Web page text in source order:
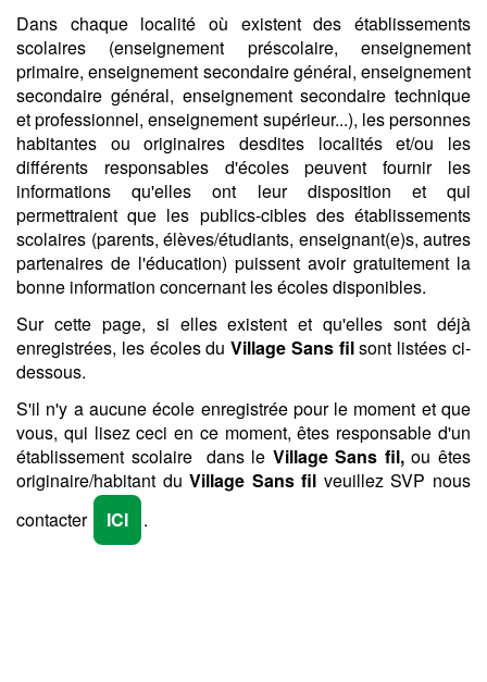
Dans chaque localité où existent des établissements
scolaires (enseignement préscolaire, enseignement
primaire, enseignement secondaire général, enseignement
secondaire général, enseignement secondaire technique
et professionnel, enseignement supérieur...), les personnes
habitantes ou originaires desdites localités et/ou les
différents responsables d'écoles peuvent fournir les
informations qu'elles ont leur disposition et qui
permettraient que les publics-cibles des établissements
scolaires (parents, élèves/étudiants, enseignant(e)s, autres
partenaires de l'éducation) puissent avoir gratuitement la
bonne information concernant les écoles disponibles.
Sur cette page, si elles existent et qu'elles sont déjà
enregistrées, les écoles duVillage Sans filsont listées ci-
dessous.
S'il n'y a aucune école enregistrée pour le moment et que
vous, qui lisez ceci en ce moment, êtes responsable d'un
établissement scolaire dans le Village Sans fil,ou êtes
originaire/habitant duVillage Sans fil veuillez SVP nous
contacter
ICI .